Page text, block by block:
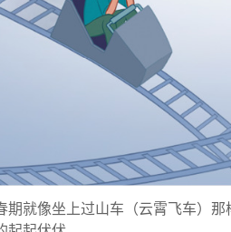
期就像坐上过山车（云霄飞车）